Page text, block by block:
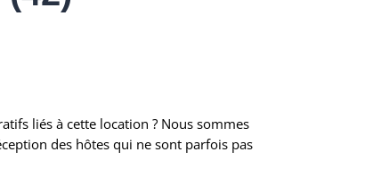
liés à cette location ? Nous sommes
des hôtes qui ne sont parfois pas